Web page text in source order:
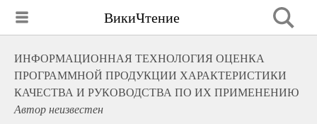
ВикиЧтение
ИНФОРМАЦИОННАЯ ТЕХНОЛОГИЯ ОЦЕНКА
ПРОГРАММНОЙ ПРОДУКЦИИ ХАРАКТЕРИСТИКИ
КАЧЕСТВА И РУКОВОДСТВА ПО ИХ ПРИМЕНЕНИЮ
Автор неизвестен